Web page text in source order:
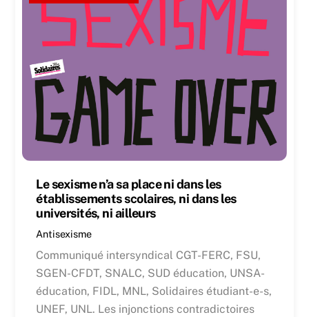
Le sexisme n’a sa place ni dans les
établissements scolaires, ni dans les
universités, ni ailleurs
Antisexisme
Communiqué intersyndical CGT-FERC, FSU,
SGEN-CFDT, SNALC, SUD éducation, UNSA-
éducation, FIDL, MNL, Solidaires étudiant-e-s,
UNEF, UNL. Les injonctions contradictoires